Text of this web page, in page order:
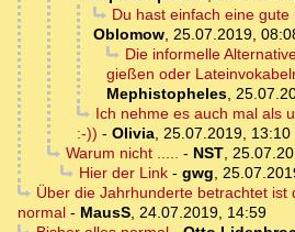
Du hast einfach eine gute
Oblomow, 25.07.2019,
Die informelle
gießen oder
Mephistopheles,
Ich nehme es auch mal als
:-)) - Olivia, 25.07.2019, 13:10
Warum nicht ..... - NST,
Hier der Link- gwg,
Über die Jahrhunderte betrachtet ist
normal - MausS, 24.07.2019, 14:59